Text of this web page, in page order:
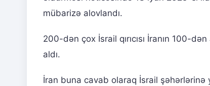
mübarizə alovlandı.
200-dən çox İsrail qırıcısı İranın 100-
aldı.
İran buna cavab olaraq İsrail şəhərlərinə